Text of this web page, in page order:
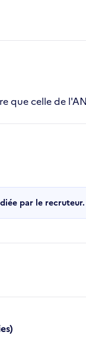
que celle de
par le recruteur.